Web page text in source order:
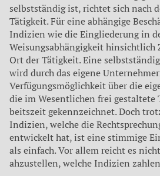
selbstständig ist, richtet sich nach
Tätigkeit. Für eine abhängige
Indizien wie die Eingliederung in
Wei­sungsabhängigkeit hinsichtlich
Ort der Tätigkeit. Eine
wird durch das eigene
Verfügungsmöglichkeit über die
die im Wesentlichen frei
beitszeit gekennzeichnet. Doch
Indizien, welche die
entwickelt hat, ist eine stimmige
als einfach. Vor allem reicht es
ahzustellen, welche Indizien